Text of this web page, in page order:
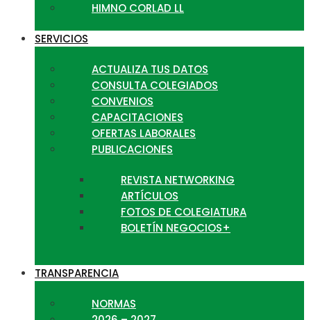
HIMNO CORLAD LL
SERVICIOS
ACTUALIZA TUS DATOS
CONSULTA COLEGIADOS
CONVENIOS
CAPACITACIONES
OFERTAS LABORALES
PUBLICACIONES
REVISTA NETWORKING
ARTÍCULOS
FOTOS DE COLEGIATURA
BOLETÍN NEGOCIOS+
TRANSPARENCIA
NORMAS